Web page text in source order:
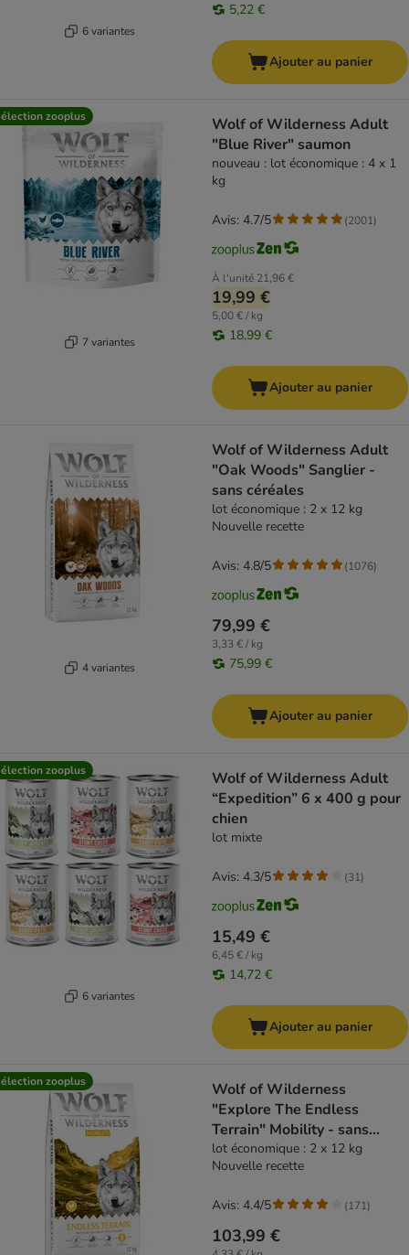
6 variantes
5,22 €
Ajouter au panier
zooplus
7 variantes
Wolf of Wilderness Adult
"Blue River" saumon
nouveau : lot économique : 4 x 1
kg
À l'unité 21,96 €
19,99 €
5,00 € / kg
18,99 €
Avis: 4.7/5 (2001)
Ajouter au panier
4 variantes
Wolf of Wilderness Adult
"Oak Woods" Sanglier -
sans céréales
lot économique : 2 x 12 kg
Nouvelle recette
79,99 €
3,33 € / kg
75,99 €
Avis: 4.8/5 (1076)
Ajouter au panier
zooplus
6 variantes
Wolf of Wilderness Adult
“Expedition” 6 x 400 g pour
chien
lot mixte
15,49 €
6,45 € / kg
14,72 €
Avis: 4.3/5 (31)
Ajouter au panier
zooplus
Wolf of Wilderness
"Explore The Endless
Terrain" Mobility - sans
céréales
lot économique : 2 x 12 kg
Nouvelle recette
103,99 €
Avis: 4.4/5 (171)